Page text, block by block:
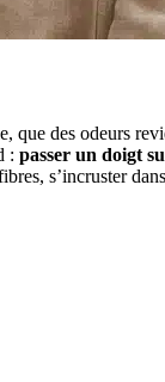
que des odeurs
: passer un doigt
s’incruster